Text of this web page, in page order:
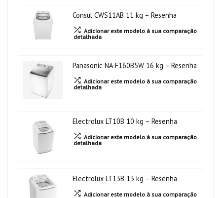
Consul CWS11AB 11 kg – Resenha
Adicionar este modelo à sua comparação
detalhada
Panasonic NA-F160B5W 16 kg – Resenha
Adicionar este modelo à sua comparação
detalhada
Electrolux LT10B 10 kg – Resenha
Adicionar este modelo à sua comparação
detalhada
Electrolux LT13B 13 kg – Resenha
Adicionar este modelo à sua comparação